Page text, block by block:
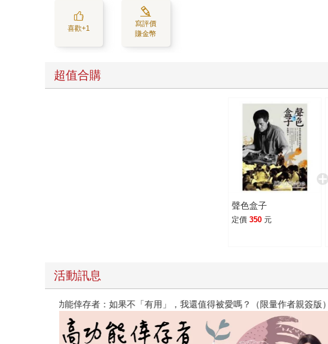
喜歡+1
寫評價
賺金幣
超值合購
聲色盒子
定價 350 元
活動訊息
閱讀漫遊錄-2026上半年暢銷榜